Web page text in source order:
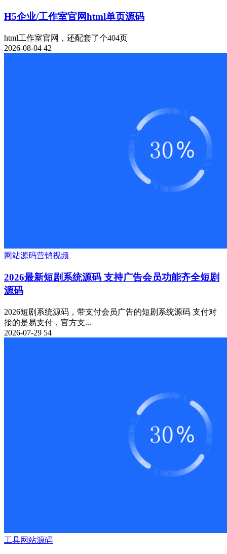
H5企业/工作室官网html单页源码
html工作室官网，还配套了个404页
2026-08-04 42
网站源码营销视频
2026最新短剧系统源码 支持广告会员功能齐全短剧
源码
2026短剧系统源码，带支付会员广告的短剧系统源码 支付对
接的是易支付，官方支...
2026-07-29 54
工具网站源码